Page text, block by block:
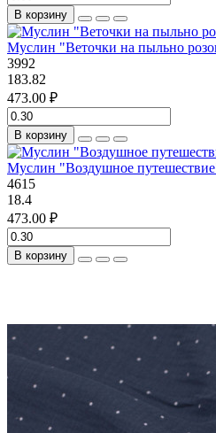
В корзину
Муслин "Веточки на пыльно
3992
183.82
473.00 ₽
В корзину
Муслин "Воздушное
4615
18.4
473.00 ₽
В корзину